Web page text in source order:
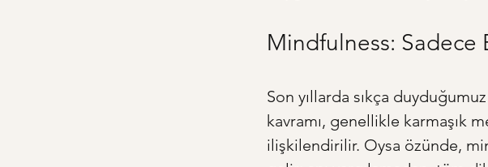
Mindfulness: Sadece
Son yıllarda sıkça
kavramı, genellikle karmaşık
ilişkilendirilir. Oysa özünde,